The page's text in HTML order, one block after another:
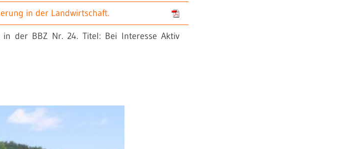
in der Landwirtschaft.
der BBZ Nr. 24. Titel: Bei Interesse Aktiv